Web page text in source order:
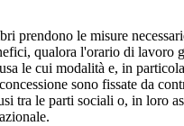
prendono le misure
qualora l'orario di lavoro
le cui modalità e, in
sono fissate da
tra le parti sociali o, in loro